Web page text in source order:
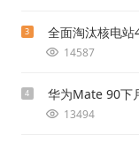
3 全面淘汰核电站
14587
4 华为Mate 90下
13494